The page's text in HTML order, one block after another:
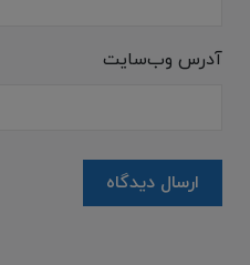
آدرس وب‌سایت
ارسال دیدگاه